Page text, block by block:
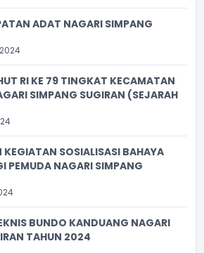
ADAT NAGARI SIMPANG
RI KE 79 TINGKAT KECAMATAN
SIMPANG SUGIRAN (SEJARAH
KEGIATAN SOSIALISASI BAHAYA
PEMUDA NAGARI SIMPANG
BUNDO KANDUANG NAGARI
TAHUN 2024